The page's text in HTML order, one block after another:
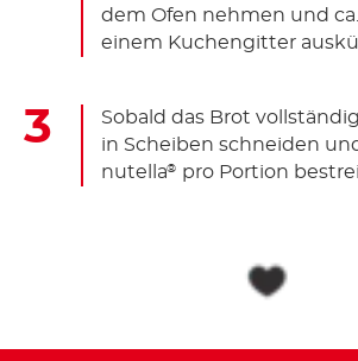
dem Ofen nehmen und
einem Kuchengitter
Sobald das Brot
in Scheiben schneiden
nutella® pro Portion